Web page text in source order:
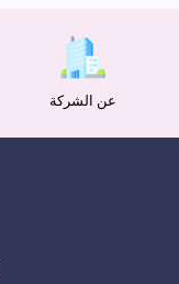
عن الشركة